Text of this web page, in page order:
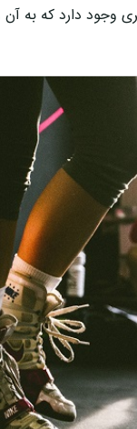
وجود دارد که به